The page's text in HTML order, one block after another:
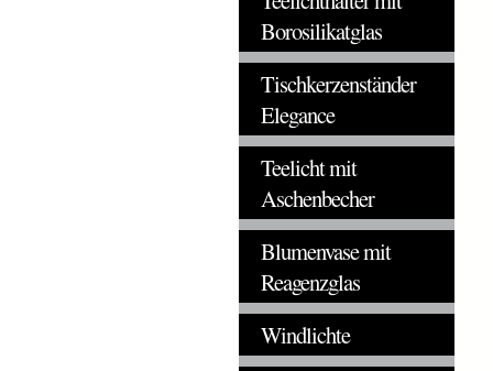
Borosilikatglas
Tischkerzenständer
Elegance
Teelicht mit
Aschenbecher
Blumenvase mit
Reagenzglas
Windlichte